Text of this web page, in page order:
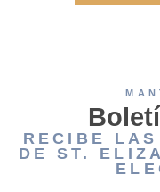
RECIBE
DE ST.